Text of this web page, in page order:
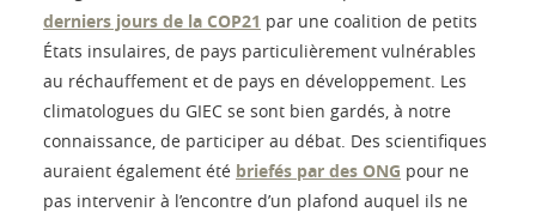
derniers jours de la COP21 par une coalition de petits
États insulaires, de pays particulièrement vulnérables
au réchauffement et de pays en développement. Les
climatologues du GIEC se sont bien gardés, à notre
connaissance, de participer au débat. Des scientifiques
auraient également été briefés par des ONG pour ne
pas intervenir à l’encontre d’un plafond auquel ils ne